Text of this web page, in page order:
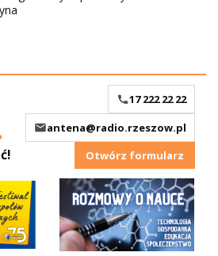
17 222 22 22
antena@radio.rzeszow.pl
Otwórz formularz